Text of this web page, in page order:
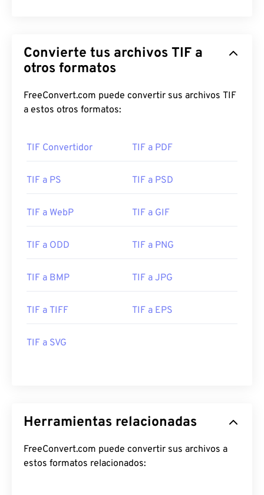
Convierte tus archivos TIF a
otros formatos
FreeConvert.com puede convertir sus archivos TIF
a estos otros formatos:
TIF Convertidor TIF a PDF
TIF a PS TIF a PSD
TIF a WebP TIF a GIF
TIF a ODD TIF a PNG
TIF a BMP TIF a JPG
TIF a TIFF TIF a EPS
TIF a SVG
Herramientas relacionadas
FreeConvert.com puede convertir sus archivos a
estos formatos relacionados: